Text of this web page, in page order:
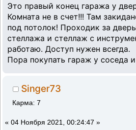
Это правый конец гаража у
Комната не в счет!!! Там
под потолок! Проходик за
стеллажа и стеллаж с
работаю. Доступ нужен всегда.
Пора покупать гараж у соседа
Singer73
Карма: 7
« 04 Ноября 2021, 00:24:47 »